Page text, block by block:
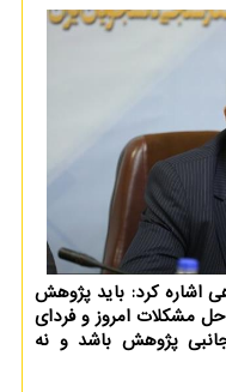
اشاره كرد: باید پژوهش
مشكلات امروز و فردای
پژوهش باشد و نه